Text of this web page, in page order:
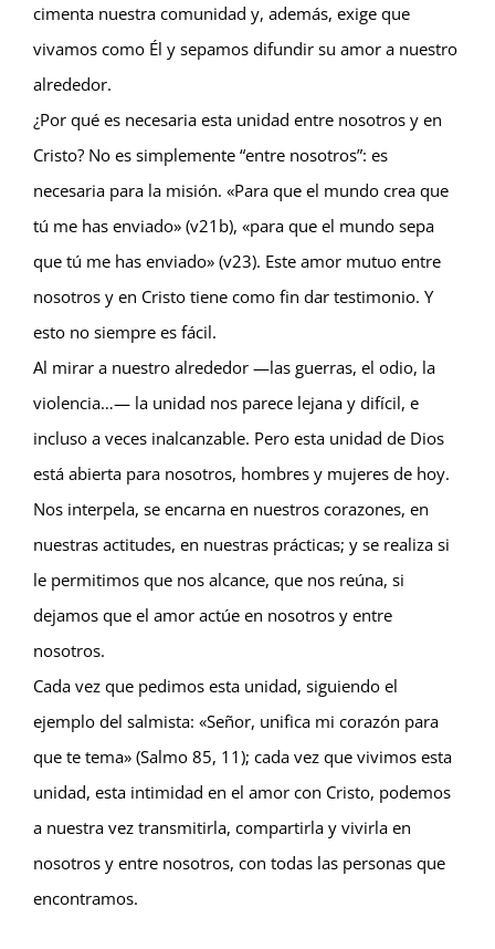
cimenta nuestra comunidad y, además, exige que
vivamos como Él y sepamos difundir su amor a nuestro
alrededor.
¿Por qué es necesaria esta unidad entre nosotros y en
Cristo? No es simplemente “entre nosotros”: es
necesaria para la misión. «Para que el mundo crea que
tú me has enviado» (v21b), «para que el mundo sepa
que tú me has enviado» (v23). Este amor mutuo entre
nosotros y en Cristo tiene como fin dar testimonio. Y
esto no siempre es fácil.
Al mirar a nuestro alrededor —las guerras, el odio, la
violencia…— la unidad nos parece lejana y difícil, e
incluso a veces inalcanzable. Pero esta unidad de Dios
está abierta para nosotros, hombres y mujeres de hoy.
Nos interpela, se encarna en nuestros corazones, en
nuestras actitudes, en nuestras prácticas; y se realiza si
le permitimos que nos alcance, que nos reúna, si
dejamos que el amor actúe en nosotros y entre
nosotros.
Cada vez que pedimos esta unidad, siguiendo el
ejemplo del salmista: «Señor, unifica mi corazón para
que te tema» (Salmo 85, 11); cada vez que vivimos esta
unidad, esta intimidad en el amor con Cristo, podemos
a nuestra vez transmitirla, compartirla y vivirla en
nosotros y entre nosotros, con todas las personas que
encontramos.